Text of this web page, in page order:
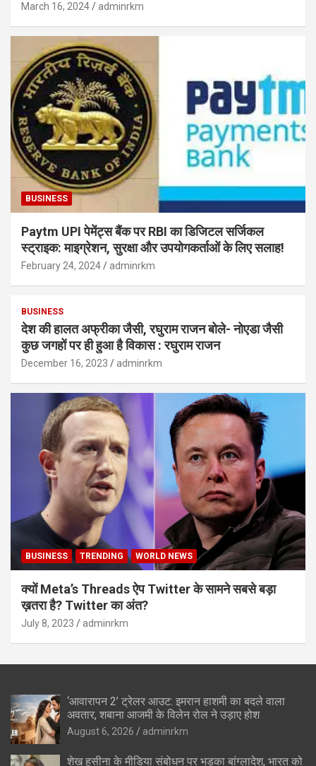
March 16, 2024 adminrkm
BUSINESS
Paytm UPI पेमेंट्स बैंक पर RBI का डिजिटल सर्जिकल
स्ट्राइक: माइग्रेशन, सुरक्षा और उपयोगकर्ताओं के लिए सलाह!
February 24, 2024 adminrkm
BUSINESS
देश की हालत अफ्रीका जैसी, रघुराम राजन बोले- नोएडा जैसी
कुछ जगहों पर ही हुआ है विकास : रघुराम राजन
December 16, 2023 adminrkm
BUSINESS TRENDING WORLD NEWS
क्यों Meta’s Threads ऐप Twitter के सामने सबसे बड़ा
ख़तरा है? Twitter का अंत?
July 8, 2023 adminrkm
‘आवारापन 2’ ट्रेलर आउट: इमरान हाशमी का बदले वाला
अवतार, शबाना आजमी के विलेन रोल ने उड़ाए होश
August 6, 2026 adminrkm
शेख हसीना के मीडिया संबोधन पर भड़का बांग्लादेश, भारत को